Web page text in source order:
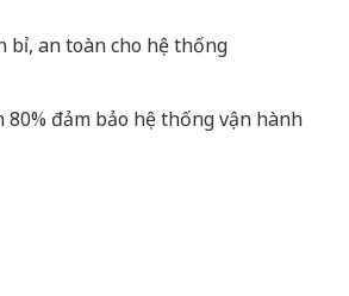
bỉ, an toàn cho hệ thống
đảm bảo hệ thống vận hành